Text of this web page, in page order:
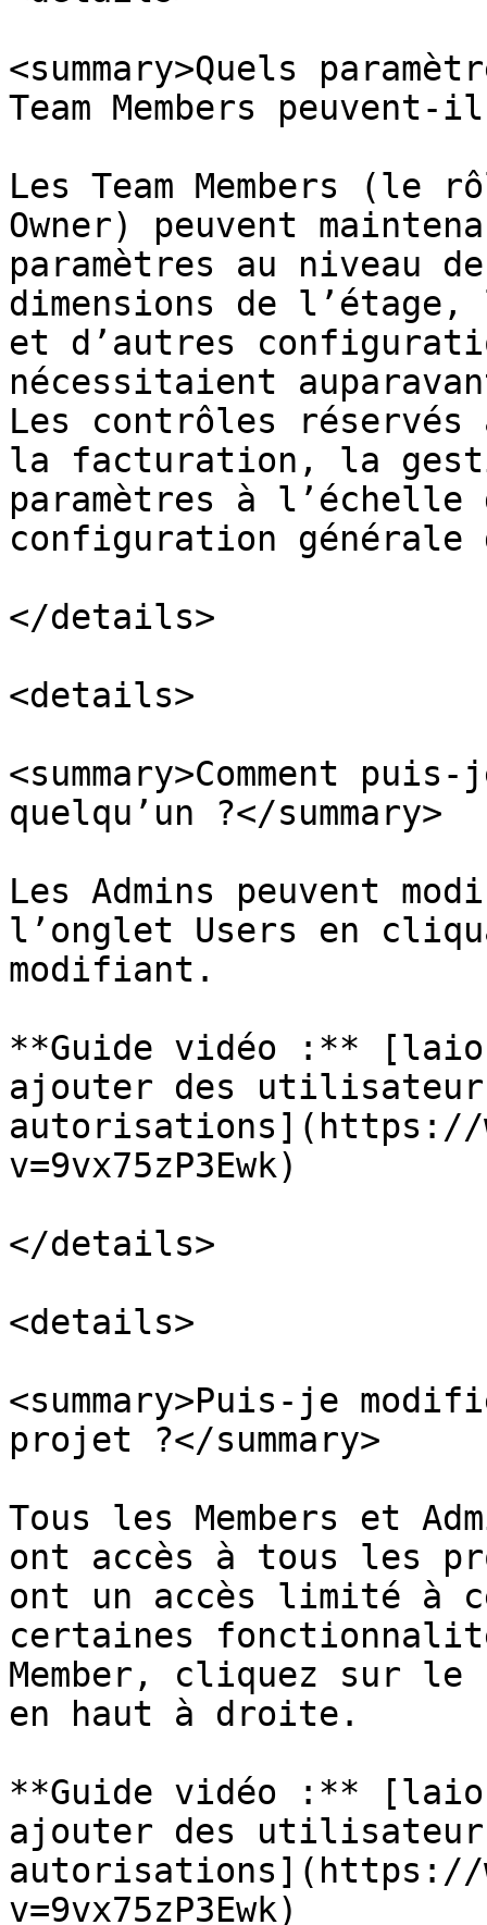
<summary>Quels
Team Members
Les Team Members (le
Owner) peuvent
paramètres au niveau
dimensions de
et d’autres
nécessitaient
Les contrôles
la facturation, la
paramètres à
configuration générale
</details>
<details>
<summary>Comment
quelqu’un ?</summary>
Les Admins peuvent
l’onglet Users en
modifiant.
**Guide vidéo :**
ajouter des
autorisations](https://
v=9vx75zP3Ewk)
</details>
<details>
<summary>Puis-je
projet ?</summary>
Tous les Members et
ont accès à tous les
ont un accès limité à
certaines
Member, cliquez sur
en haut à droite.
**Guide vidéo :**
ajouter des
autorisations](https://
v=9vx75zP3Ewk)